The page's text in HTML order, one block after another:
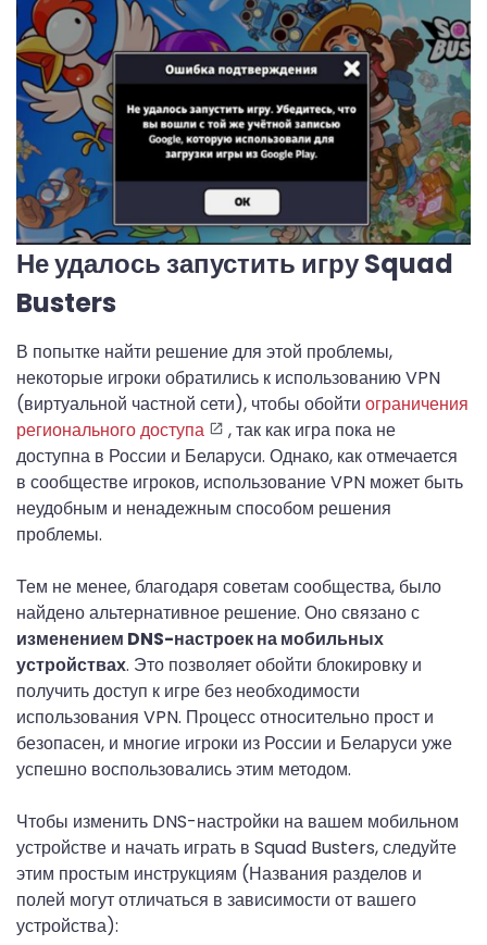
Не удалось запустить игру Squad
Busters
В попытке найти решение для этой проблемы,
некоторые игроки обратились к использованию VPN
(виртуальной частной сети), чтобы обойти ограничения
регионального доступа
, так как игра пока не
доступна в России и Беларуси. Однако, как отмечается
в сообществе игроков, использование VPN может быть
неудобным и ненадежным способом решения
проблемы.
Тем не менее, благодаря советам сообщества, было
найдено альтернативное решение. Оно связано с
изменением DNS-настроек на мобильных
устройствах. Это позволяет обойти блокировку и
получить доступ к игре без необходимости
использования VPN. Процесс относительно прост и
безопасен, и многие игроки из России и Беларуси уже
успешно воспользовались этим методом.
Чтобы изменить DNS-настройки на вашем мобильном
устройстве и начать играть в Squad Busters, следуйте
этим простым инструкциям (Названия разделов и
полей могут отличаться в зависимости от вашего
устройства):